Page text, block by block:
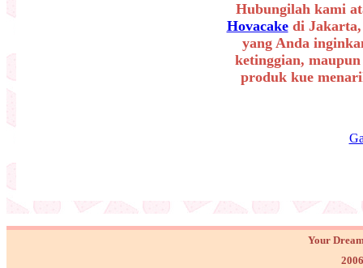
Hubungilah kami
Hovacakedi Jakarta,
yang Anda
ketinggian,
produk kue
Your